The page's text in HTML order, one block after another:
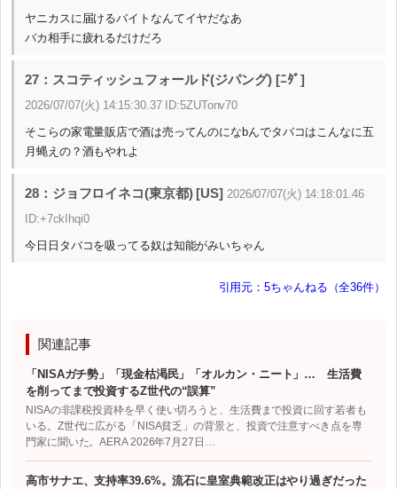
ヤニカスに届けるバイトなんてイヤだなあ
バカ相手に疲れるだけだろ
27：スコティッシュフォールド(ジパング) [ﾆﾀﾞ]
2026/07/07(火) 14:15:30.37 ID:5ZUTonv70
そこらの家電量販店で酒は売ってんのになbんでタバコはこんなに五
月蝿えの？酒もやれよ
28：ジョフロイネコ(東京都) [US] 2026/07/07(火) 14:18:01.46
ID:+7ckIhqi0
今日日タバコを吸ってる奴は知能がみいちゃん
引用元：5ちゃんねる（全36件）
関連記事
「NISAガチ勢」「現金枯渇民」「オルカン・ニート」… 生活費
を削ってまで投資するZ世代の“誤算”
NISAの非課税投資枠を早く使い切ろうと、生活費まで投資に回す若者も
いる。Z世代に広がる「NISA貧乏」の背景と、投資で注意すべき点を専
門家に聞いた。AERA 2026年7月27日…
高市サナエ、支持率39.6%。流石に皇室典範改正はやり過ぎだった